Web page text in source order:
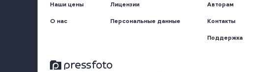
Наши цены
О нас
Лицензии
Персональные данные
Авторам
Контакты
Поддержка